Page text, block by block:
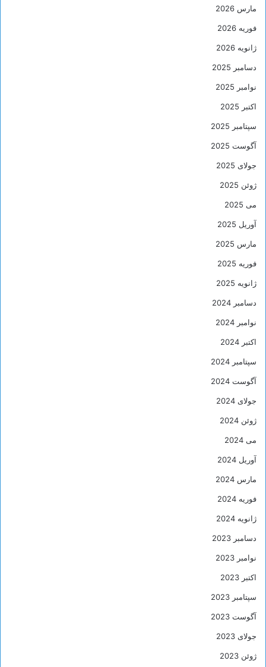
مارس 2026
فوریه 2026
ژانویه 2026
دسامبر 2025
نوامبر 2025
اکتبر 2025
سپتامبر 2025
آگوست 2025
جولای 2025
ژوئن 2025
می 2025
آوریل 2025
مارس 2025
فوریه 2025
ژانویه 2025
دسامبر 2024
نوامبر 2024
اکتبر 2024
سپتامبر 2024
آگوست 2024
جولای 2024
ژوئن 2024
می 2024
آوریل 2024
مارس 2024
فوریه 2024
ژانویه 2024
دسامبر 2023
نوامبر 2023
اکتبر 2023
سپتامبر 2023
آگوست 2023
جولای 2023
ژوئن 2023